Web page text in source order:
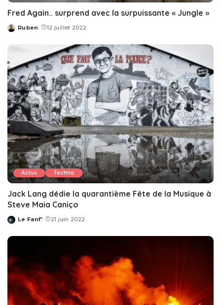
Fred Again.. surprend avec la surpuissante « Jungle »
Posted
Ruben 12 juillet 2022
Actus Techno
Jack Lang dédie la quarantième Fête de la Musique à
Steve Maia Caniço
Posted
Le Fanf' 21 juin 2022